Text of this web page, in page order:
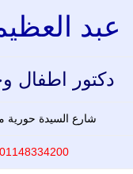
عبد
دكتور اطفال
شارع السيدة
01148334200 - 2333133